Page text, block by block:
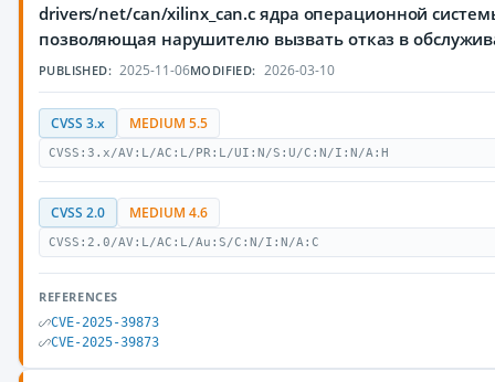
drivers/net/can/xilinx_can.c ядра операционной
позволяющая нарушителю вызвать отказ в
PUBLISHED: 2025-11-06MODIFIED: 2026-03-10
CVSS 3.x MEDIUM 5.5
CVSS:3.x/AV:L/AC:L/PR:L/UI:N/S:U/C:N/I:N/A:H
CVSS 2.0 MEDIUM 4.6
CVSS:2.0/AV:L/AC:L/Au:S/C:N/I:N/A:C
REFERENCES
CVE-2025-39873
CVE-2025-39873